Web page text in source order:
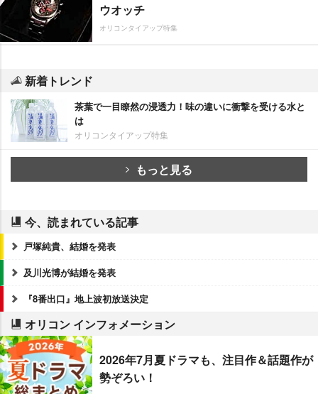
ウオッチ
オリコンタイアップ特集
新着トレンド
茶葉で一目瞭然の浸透力！味の違いに衝撃を受ける水と
は
オリコンタイアップ特集
もっと見る
今、読まれている記事
戸塚純貴、結婚を発表
及川光博が結婚を発表
『8番出口』地上波初放送決定
オリコン インフォメーション
2026年7月夏ドラマも、注目作＆話題作が
勢ぞろい！